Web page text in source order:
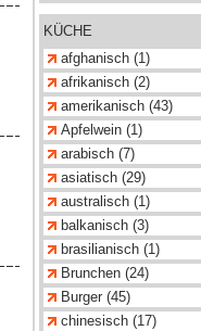
KÜCHE
afghanisch (1)
afrikanisch (2)
amerikanisch (43)
Apfelwein (1)
arabisch (7)
asiatisch (29)
australisch (1)
balkanisch (3)
brasilianisch (1)
Brunchen (24)
Burger (45)
chinesisch (17)